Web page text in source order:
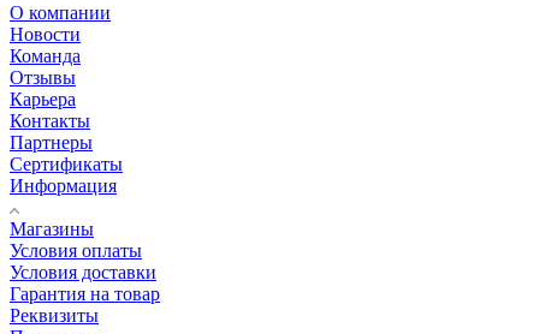
О компании
Новости
Команда
Отзывы
Карьера
Контакты
Партнеры
Сертификаты
Информация
Магазины
Условия оплаты
Условия доставки
Гарантия на товар
Реквизиты